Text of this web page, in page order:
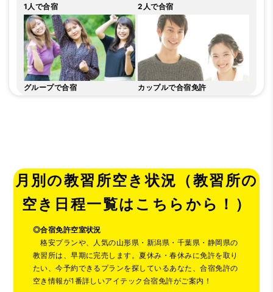
1人で合宿 2人で合宿
グループで合宿 カップルで合宿免許
月別の教習所空き状況（教習所の
空き日程一覧はこちらから！）
◎合宿免許空室状況
格安プランや、人気の山形県・新潟県・千葉県・静岡県の
教習所は、早期に完売します。夏休み・春休みに免許を取り
たい、今予約できるプランを探しているあなた、合宿免許の
空き情報が1番詳しいアイテック合宿免許がご案内！